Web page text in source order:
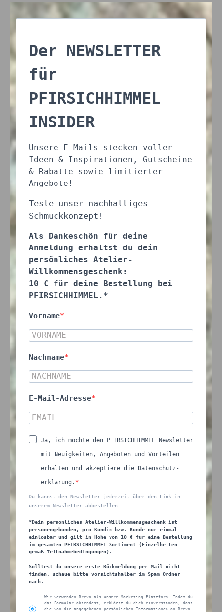
Der NEWSLETTER
für
PFIRSICHHIMMEL
INSIDER
Unsere E-Mails stecken voller
Ideen & Inspirationen, Gutscheine
& Rabatte sowie limitierter
Angebote!
Teste unser nachhaltiges
Schmuckkonzept!
Als Dankeschön für deine
Anmeldung erhältst du dein
persönliches Atelier-
Willkommensgeschenk:
10 € für deine Bestellung bei
PFIRSICHHIMMEL.*
Vorname
Nachname
E-Mail-Adresse
Ja, ich möchte den PFIRSICHHIMMEL Newsletter
mit Neuigkeiten, Angeboten und Vorteilen
erhalten und akzeptiere die Datenschutz-
erklärung.
Du kannst den Newsletter jederzeit über den Link in
unserem Newsletter abbestellen.
*Dein persönliches Atelier-Willkommensgeschenk ist
personengebunden, pro Kundin bzw. Kunde nur einmal
einlösbar und gilt in Höhe von 10 € für eine Bestellung
im gesamten PFIRSICHHIMMEL Sortiment (Einzelheiten
gemäß Teilnahmebedingungen).
Solltest du unsere erste Rückmeldung per Mail nicht
finden, schaue bitte vorsichtshalber im Spam Ordner
nach.
Wir verwenden Brevo als unsere Marketing-Plattform. Indem du
das Formular absendest, erklärst du dich einverstanden, dass
die von dir angegebenen persönlichen Informationen an Brevo